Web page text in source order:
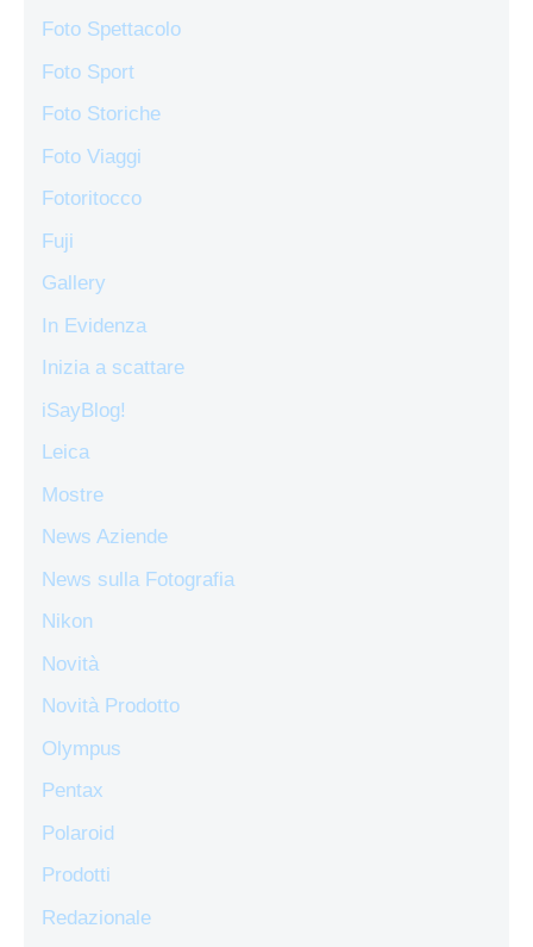
Foto Spettacolo
Foto Sport
Foto Storiche
Foto Viaggi
Fotoritocco
Fuji
Gallery
In Evidenza
Inizia a scattare
iSayBlog!
Leica
Mostre
News Aziende
News sulla Fotografia
Nikon
Novità
Novità Prodotto
Olympus
Pentax
Polaroid
Prodotti
Redazionale